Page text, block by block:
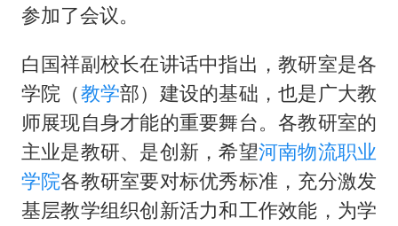
东方甄选被判赔偿江小白30万元
奋进开新局 实干挑大梁
参加了会议。
白国祥副校长在讲话中指出，教研室是各
学院（教学部）建设的基础，也是广大教
师展现自身才能的重要舞台。各教研室的
主业是教研、是创新，希望河南物流职业
学院各教研室要对标优秀标准，充分激发
基层教学组织创新活力和工作效能，为学